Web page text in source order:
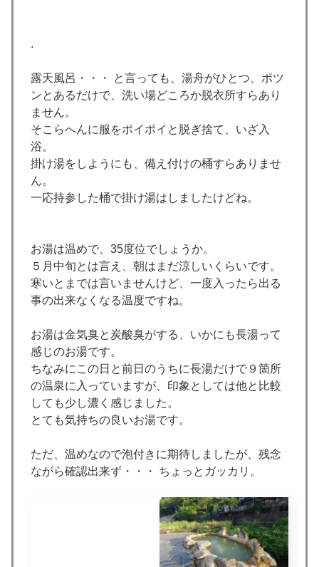
.
露天風呂・・・ と言っても、湯舟がひとつ、ポツ
ンとあるだけで、洗い場どころか脱衣所すらあり
ません。
そこらへんに服をポイポイと脱ぎ捨て、いざ入
浴。
掛け湯をしようにも、備え付けの桶すらありませ
ん。
一応持参した桶で掛け湯はしましたけどね。
お湯は温めで、35度位でしょうか。
５月中旬とは言え、朝はまだ涼しいくらいです。
寒いとまでは言いませんけど、一度入ったら出る
事の出来なくなる温度ですね。
お湯は金気臭と炭酸臭がする、いかにも長湯って
感じのお湯です。
ちなみにこの日と前日のうちに長湯だけで９箇所
の温泉に入っていますが、印象としては他と比較
しても少し濃く感じました。
とても気持ちの良いお湯です。
ただ、温めなので泡付きに期待しましたが、残念
ながら確認出来ず・・・ ちょっとガッカリ。